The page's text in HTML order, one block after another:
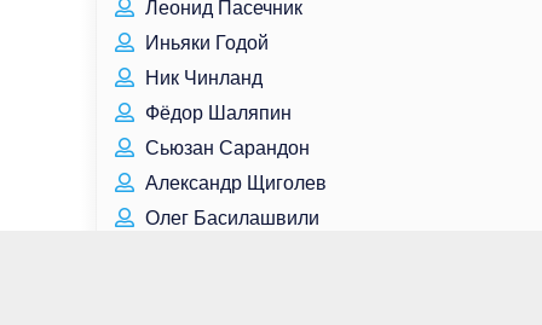
Леонид Пасечник
Иньяки Годой
Ник Чинланд
Фёдор Шаляпин
Сьюзан Сарандон
Александр Щиголев
Олег Басилашвили